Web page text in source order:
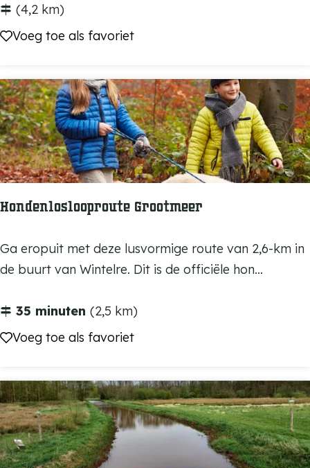
R
u
s
e
l
g
a
e
l
i
j
k
r
u
t
E
e
s
e
l
(4,2 km)
Voeg toe als favoriet
Voeg toe als favoriet
Hondenloslooproute Grootmeer
H
o
d
e
o
s
l
o
Ga eropuit met deze lusvormige route van 2,6-km in
de buurt van Wintelre. Dit is de officiële hon...
35 minuten (2,5 km)
Voeg toe als favoriet
Voeg toe als favoriet